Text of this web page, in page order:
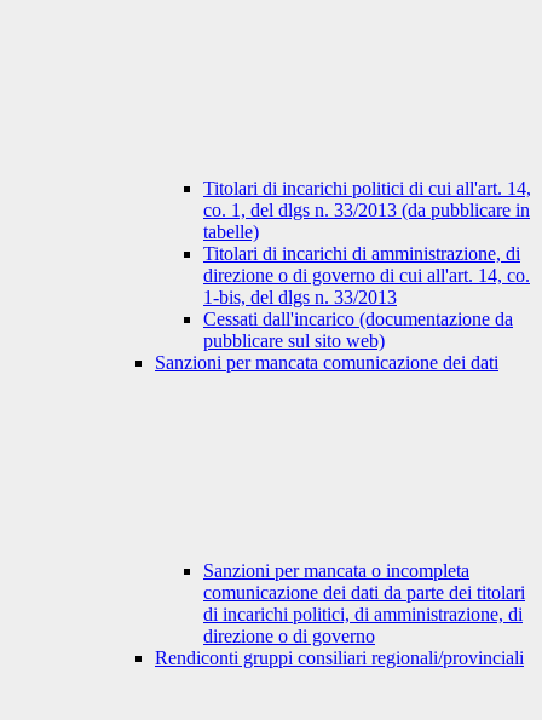
Titolari di incarichi politici di cui all'art. 14,
co. 1, del dlgs n. 33/2013 (da pubblicare in
tabelle)
Titolari di incarichi di amministrazione, di
direzione o di governo di cui all'art. 14, co.
1-bis, del dlgs n. 33/2013
Cessati dall'incarico (documentazione da
pubblicare sul sito web)
Sanzioni per mancata comunicazione dei dati
Sanzioni per mancata o incompleta
comunicazione dei dati da parte dei titolari
di incarichi politici, di amministrazione, di
direzione o di governo
Rendiconti gruppi consiliari regionali/provinciali